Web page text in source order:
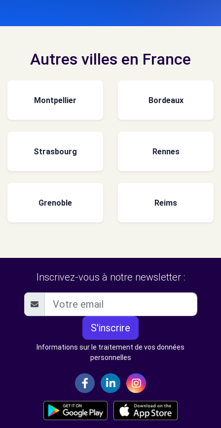
Autres villes en France
Montpellier Bordeaux
Strasbourg Rennes
Grenoble Reims
Inscrivez-vous à notre newsletter :
S'inscrire
Informations sur le traitement de vos données
personnelles